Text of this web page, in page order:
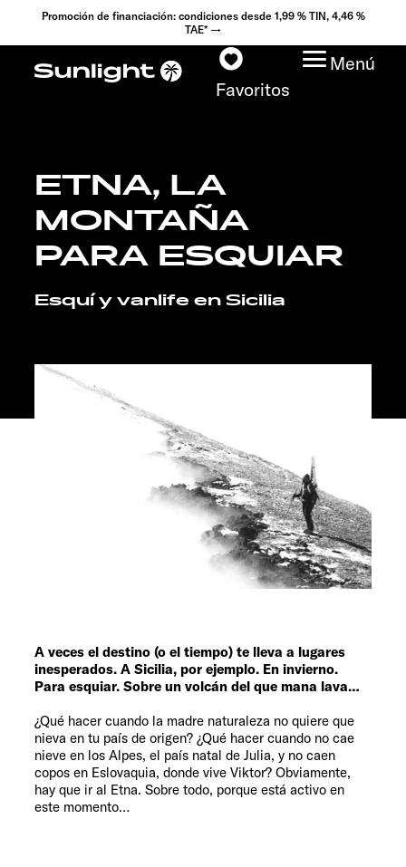
Promoción de financiación: condiciones desde 1,99 % TIN, 4,46 %
TAE* →
Favoritos
Menú
Modelos
Configurador
Encuentra tu Sunlight
concesionarios
Descubrir
Servicio
ETNA, LA
MONTAÑA
PARA ESQUIAR
Esquí y vanlife en Sicilia
A veces el destino (o el tiempo) te lleva a lugares
inesperados. A Sicilia, por ejemplo. En invierno.
Para esquiar. Sobre un volcán del que mana lava…
¿Qué hacer cuando la madre naturaleza no quiere que
nieva en tu país de origen? ¿Qué hacer cuando no cae
nieve en los Alpes, el país natal de Julia, y no caen
copos en Eslovaquia, donde vive Viktor? Obviamente,
hay que ir al Etna. Sobre todo, porque está activo en
este momento…